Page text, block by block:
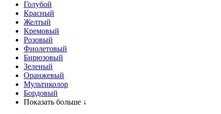
Голубой
Красный
Желтый
Кремовый
Розовый
Фиолетовый
Бирюзовый
Зеленый
Оранжевый
Мультиколор
Бордовый
Показать больше ↓